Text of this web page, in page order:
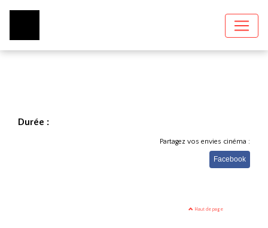
Durée :
Partagez vos envies cinéma :
Facebook
Haut de page